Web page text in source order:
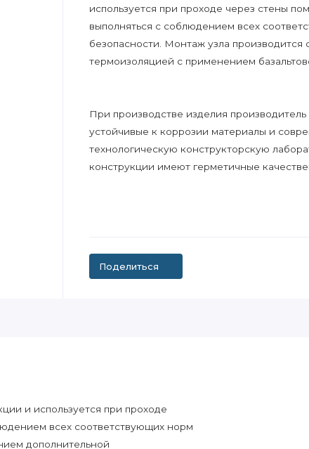
используется при проходе через стены
выполняться с соблюдением всех
безопасности. Монтаж узла
термоизоляцией с применением
При производстве изделия
устойчивые к коррозии материалы и
технологическую конструкторскую
конструкции имеют герметичные
Поделиться
и используется при проходе
всех соответствующих норм
дополнительной